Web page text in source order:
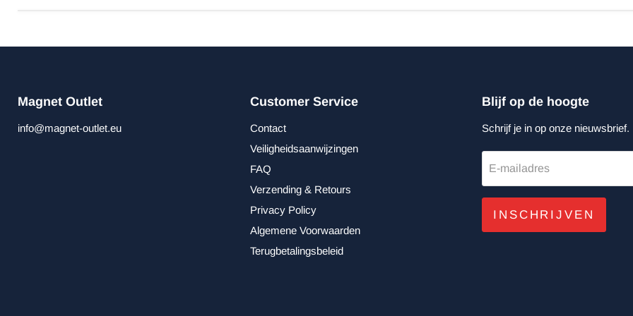
Magnet Outlet
info@magnet-outlet.eu
Customer Service
Contact
Veiligheidsaanwijzingen
FAQ
Verzending & Retours
Privacy Policy
Algemene Voorwaarden
Terugbetalingsbeleid
Blijf op de hoogte
Schrijf je in op onze nieuwsbrief.
E-mailadres
INSCHRIJVEN